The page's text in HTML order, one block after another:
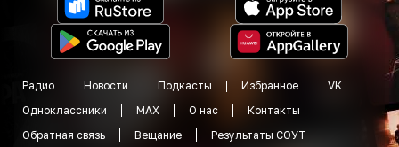
Радио Новости Подкасты Избранное
VK
Одноклассники
MAX О нас
Контакты
Обратная связь
Вещание Результаты СОУТ